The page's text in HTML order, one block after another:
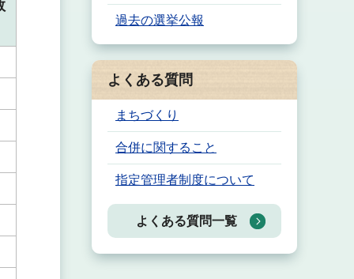
過去の選挙公報
よくある質問
まちづくり
合併に関すること
指定管理者制度について
よくある質問一覧